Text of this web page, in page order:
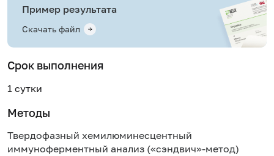
Пример результата
Скачать файл
Срок выполнения
1 сутки
Методы
Твердофазный хемилюминесцентный
иммуноферментный анализ («сэндвич»-метод)